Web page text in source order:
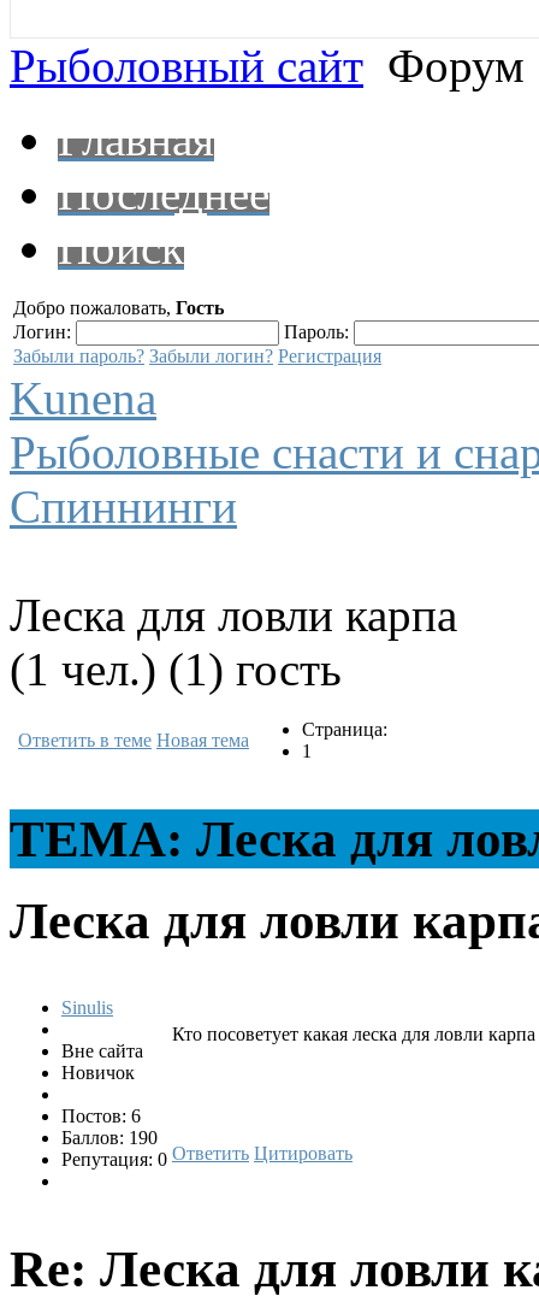
Рыболовный сайт Форум
Главная
Последнее
Поиск
Добро пожаловать, Гость
Логин:
Пароль:
Забыли пароль? Забыли логин? Регистрация
Kunena
Рыболовные снасти и
Спиннинги
Леска для ловли карпа
(1 чел.) (1) гость
Ответить в теме Новая тема
Страница:
1
ТЕМА: Леска для
Леска для ловли
Sinulis
Вне сайта
Новичок
Постов: 6
Баллов: 190
Репутация: 0
Кто посоветует какая леска для ловли
Ответить Цитировать
Re: Леска для ловли